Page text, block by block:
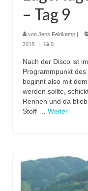
– Tag 9
von Jens Feldkamp |
2018
| 0
Nach der Disco ist
Programmpunkt des
beginnt also mit
werden sollte,
Rennen und da
Stoff … Weiter